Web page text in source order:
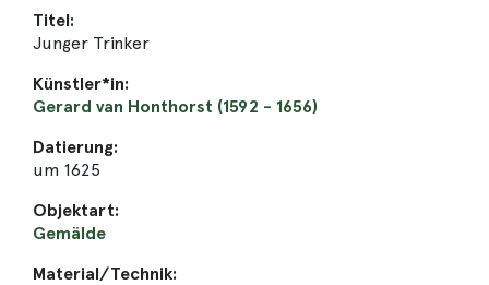
Titel:
Junger Trinker
Künstler*in:
Gerard van Honthorst (1592 - 1656)
Datierung:
um 1625
Objektart:
Gemälde
Material/Technik: